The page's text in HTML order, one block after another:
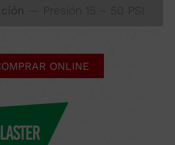
— Presión 15 – 50 PSI
ONLINE